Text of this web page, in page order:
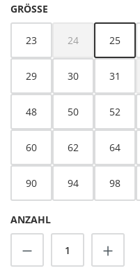
GRÖSSE
23 24
(Diese Option ist
25
29 30 31
48 50 52
60 62 64
90 94 98
ANZAHL
Produkt Anzahl: